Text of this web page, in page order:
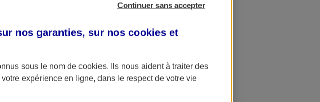
Continuer sans accepter
nos garanties, sur nos cookies et
sous le nom de cookies. Ils nous aident à traiter des
expérience en ligne, dans le respect de votre vie